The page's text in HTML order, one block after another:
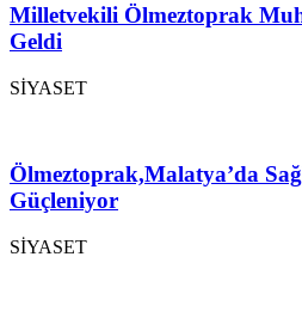
Milletvekili Ölmeztoprak
Geldi
SİYASET
Ölmeztoprak,Malatya’da
Güçleniyor
SİYASET